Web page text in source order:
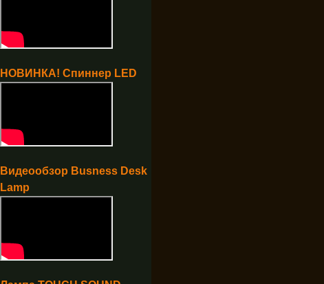
НОВИНКА! Спиннер LED
Видеообзор Busness Desk
Lamp